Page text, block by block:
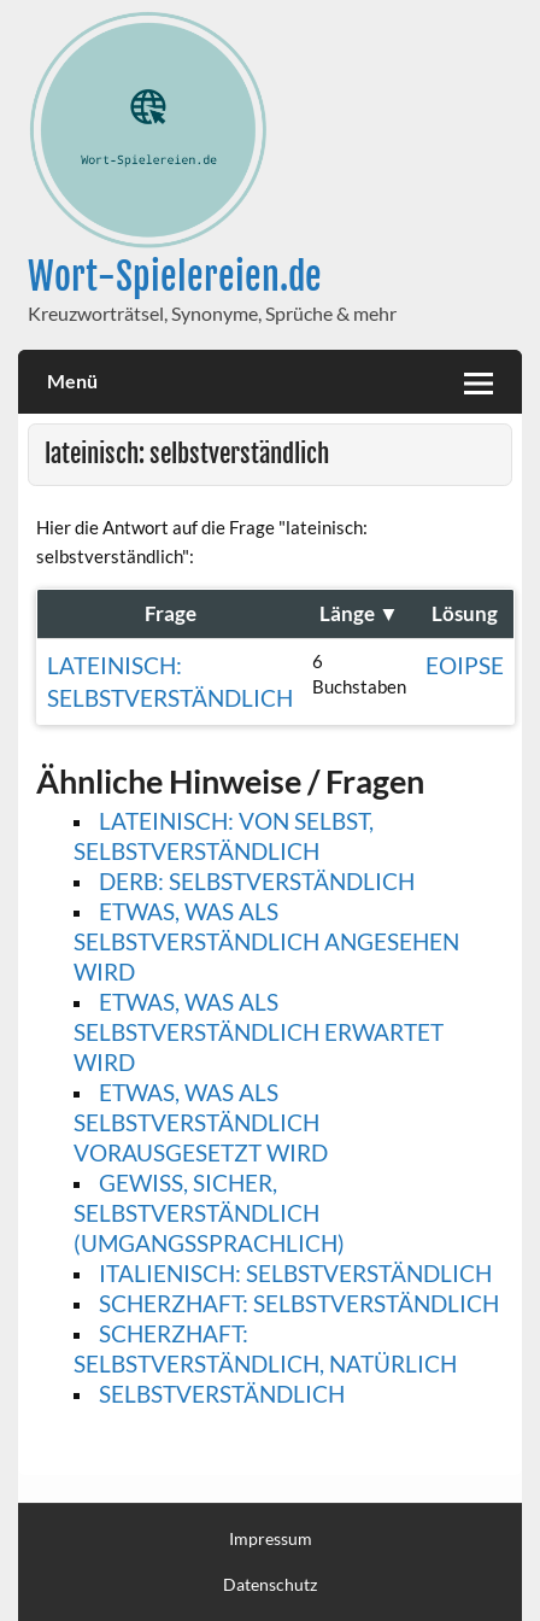
Wort-Spielereien.de
Kreuzworträtsel, Synonyme, Sprüche & mehr
Menü
lateinisch: selbstverständlich
Hier die Antwort auf die Frage "lateinisch:
selbstverständlich":
Frage Länge ▼ Lösung
LATEINISCH:
SELBSTVERSTÄNDLICH
6
Buchstaben
EOIPSE
Ähnliche Hinweise / Fragen
LATEINISCH: VON SELBST,
SELBSTVERSTÄNDLICH
DERB: SELBSTVERSTÄNDLICH
ETWAS, WAS ALS
SELBSTVERSTÄNDLICH ANGESEHEN
WIRD
ETWAS, WAS ALS
SELBSTVERSTÄNDLICH ERWARTET
WIRD
ETWAS, WAS ALS
SELBSTVERSTÄNDLICH
VORAUSGESETZT WIRD
GEWISS, SICHER,
SELBSTVERSTÄNDLICH
(UMGANGSSPRACHLICH)
ITALIENISCH: SELBSTVERSTÄNDLICH
SCHERZHAFT: SELBSTVERSTÄNDLICH
SCHERZHAFT:
SELBSTVERSTÄNDLICH, NATÜRLICH
SELBSTVERSTÄNDLICH
Impressum
Datenschutz